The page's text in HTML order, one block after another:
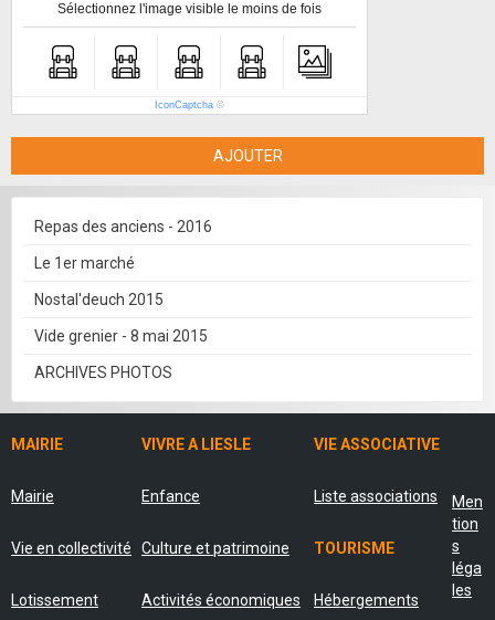
Sélectionnez l'image visible le moins de fois
IconCaptcha ©
AJOUTER
Repas des anciens - 2016
Le 1er marché
Nostal'deuch 2015
Vide grenier - 8 mai 2015
ARCHIVES PHOTOS
MAIRIE VIVRE A LIESLE VIE ASSOCIATIVE
Mairie Enfance Liste associations
Vie en collectivité Culture et patrimoine TOURISME
Lotissement Activités économiques Hébergements
Men
tion
s
léga
les